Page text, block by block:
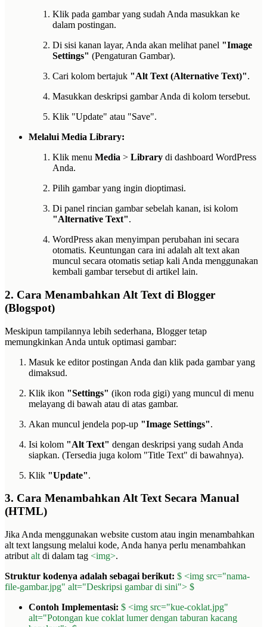
Klik pada gambar yang sudah Anda masukkan ke
dalam postingan.
Di sisi kanan layar, Anda akan melihat panel "Image
Settings" (Pengaturan Gambar).
Cari kolom bertajuk "Alt Text (Alternative Text)".
Masukkan deskripsi gambar Anda di kolom tersebut.
Klik "Update" atau "Save".
Melalui Media Library:
Klik menu Media > Library di dashboard WordPress
Anda.
Pilih gambar yang ingin dioptimasi.
Di panel rincian gambar sebelah kanan, isi kolom
"Alternative Text".
WordPress akan menyimpan perubahan ini secara
otomatis. Keuntungan cara ini adalah alt text akan
muncul secara otomatis setiap kali Anda menggunakan
kembali gambar tersebut di artikel lain.
2. Cara Menambahkan Alt Text di Blogger
(Blogspot)
Meskipun tampilannya lebih sederhana, Blogger tetap
memungkinkan Anda untuk optimasi gambar:
Masuk ke editor postingan Anda dan klik pada gambar yang
dimaksud.
Klik ikon "Settings" (ikon roda gigi) yang muncul di menu
melayang di bawah atau di atas gambar.
Akan muncul jendela pop-up "Image Settings".
Isi kolom "Alt Text" dengan deskripsi yang sudah Anda
siapkan. (Tersedia juga kolom "Title Text" di bawahnya).
Klik "Update".
3. Cara Menambahkan Alt Text Secara Manual
(HTML)
Jika Anda menggunakan website custom atau ingin menambahkan
alt text langsung melalui kode, Anda hanya perlu menambahkan
atribut alt di dalam tag <img>.
Struktur kodenya adalah sebagai berikut: $ <img src="nama-
file-gambar.jpg" alt="Deskripsi gambar di sini"> $
Contoh Implementasi: $ <img src="kue-coklat.jpg"
alt="Potongan kue coklat lumer dengan taburan kacang